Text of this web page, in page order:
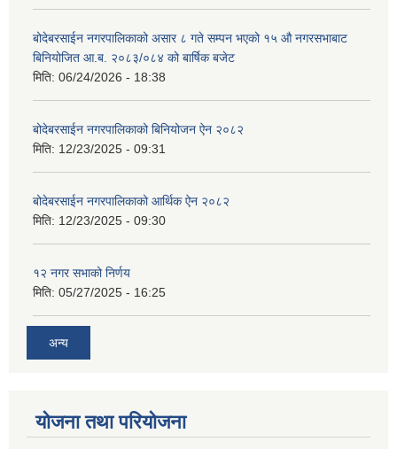
बोदेबरसाईन नगरपालिकाको असार ८ गते सम्पन भएको १५ ‍‍‍औ नगरसभाबाट
बिनियोजित आ.ब. २०८३/०८४ को बार्षिक बजेट
मिति: 06/24/2026 - 18:38
बोदेबरसाईन नगरपालिकाको बिनियोजन ऐन २०८२
मिति: 12/23/2025 - 09:31
बोदेबरसाईन नगरपालिकाको आर्थिक ऐन २०८२
मिति: 12/23/2025 - 09:30
१२ नगर सभाको निर्णय
मिति: 05/27/2025 - 16:25
अन्य
योजना तथा परियोजना